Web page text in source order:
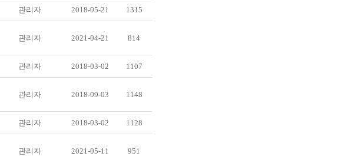
관리자 2018-05-21 1315
관리자 2021-04-21 814
관리자 2018-03-02 1107
관리자 2018-09-03 1148
관리자 2018-03-02 1128
관리자 2021-05-11 951